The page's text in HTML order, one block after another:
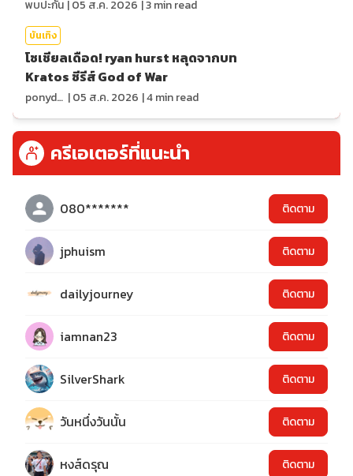
พบปะกัน |05 ส.ค. 2026 |3min read
บันเทิง
โซเชียลเดือด! ryan hurst หลุดจากบท
Kratos ซีรีส์ God of War
ponydiary |05 ส.ค. 2026 |4min read
ครีเอเตอร์ที่แนะนำ
080******* ติดตาม
jphuism ติดตาม
dailyjourney ติดตาม
iamnan23 ติดตาม
SilverShark ติดตาม
วันหนึ่งวันนั้น ติดตาม
หงส์ดรุณ ติดตาม